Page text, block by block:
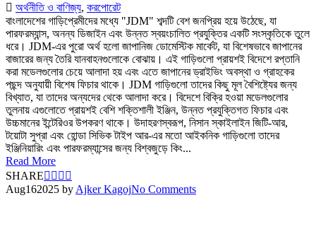
অর্থনীতি ও বাণিজ্য, করপোরেট
বাংলাদেশের গাড়িপ্রেমীদের মধ্যে "JDM" শব্দটি বেশ জনপ্রিয় হয়ে উঠেছে, যা
পারফরম্যান্স, অনন্য ডিজাইন এবং উন্নত স্বয়ংচালিত প্রযুক্তির একটি সংস্কৃতিকে তুলে
ধরে। JDM-এর পুরো অর্থ হলো জাপানিজ ডোমেস্টিক মার্কেট, যা বিশেষভাবে জাপানের
বাজারের জন্য তৈরি যানবাহনগুলোকে বোঝায়। এই গাড়িগুলো প্রায়শই বিদেশে রপ্তানি
করা মডেলগুলোর চেয়ে আলাদা হয় এবং এতে জাপানের ড্রাইভিং অবস্থা ও গ্রাহকের
পছন্দ অনুযায়ী বিশেষ ফিচার থাকে। JDM গাড়িগুলো তাদের কিছু মূল বৈশিষ্ট্যের জন্য
বিখ্যাত, যা তাদের অন্যদের থেকে আলাদা করে। বিদেশে বিক্রি হওয়া মডেলগুলোর
তুলনায় এগুলোতে প্রায়শই বেশি শক্তিশালী ইঞ্জিন, উন্নত প্রযুক্তিগত ফিচার এবং
উচ্চমানের ইন্টেরিওর উপকরণ থাকে। উদাহরণস্বরূপ, নিসান স্কাইলাইন জিটি-আর,
টয়োটা সুপ্রা এবং হোন্ডা সিভিক টাইপ আর-এর মতো আইকনিক গাড়িগুলো তাদের
ইঞ্জিনিয়ারিং এবং পারফরম্যান্সের জন্য বিশ্বজুড়ে কিং...
Read More
SHARE
Aug162025 by Ajker KagojNo Comments